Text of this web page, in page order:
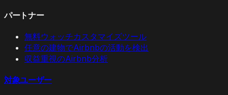
パートナー
無料ウォッチカスタマイズツール
任意の建物でAirbnbの活動を検出
収益重視のAirbnb分析
対象ユーザー